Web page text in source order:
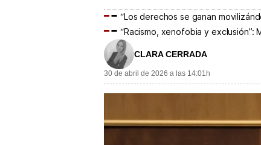
“Los derechos se ganan
“Racismo, xenofobia y exclusión”:
CLARA CERRADA
30 de abril de 2026 a las 14:01h